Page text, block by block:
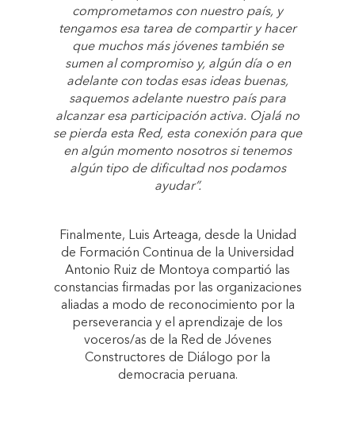
comprometamos con nuestro país, y
tengamos esa tarea de compartir y hacer
que muchos más jóvenes también se
sumen al compromiso y, algún día o en
adelante con todas esas ideas buenas,
saquemos adelante nuestro país para
alcanzar esa participación activa. Ojalá no
se pierda esta Red, esta conexión para que
en algún momento nosotros si tenemos
algún tipo de dificultad nos podamos
ayudar”.
Finalmente, Luis Arteaga, desde la Unidad
de Formación Continua de la Universidad
Antonio Ruiz de Montoya compartió las
constancias firmadas por las organizaciones
aliadas a modo de reconocimiento por la
perseverancia y el aprendizaje de los
voceros/as de la Red de Jóvenes
Constructores de Diálogo por la
democracia peruana.